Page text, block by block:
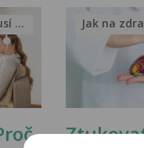
Nevolnost nemusí být nutnou... Jak na